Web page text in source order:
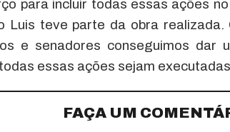
para incluir todas essas ações
Luis teve parte da obra
e senadores conseguimos dar
essas ações sejam
FAÇA UM